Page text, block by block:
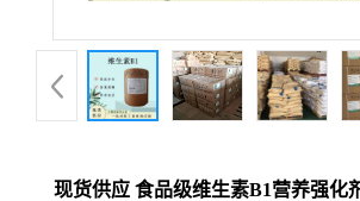
现货供应 食品级维生素B1营养强化